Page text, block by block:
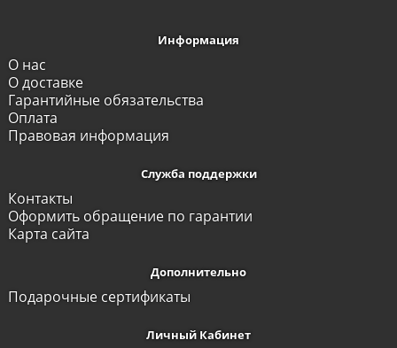
Информация
О нас
О доставке
Гарантийные обязательства
Оплата
Правовая информация
Служба поддержки
Контакты
Оформить обращение по гарантии
Карта сайта
Дополнительно
Подарочные сертификаты
Личный Кабинет